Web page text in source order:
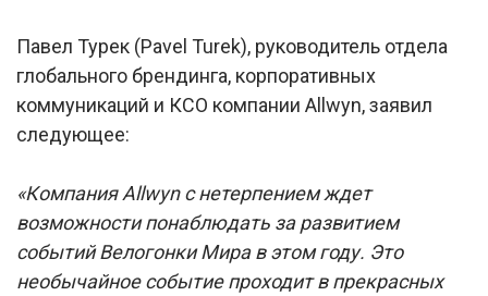
Павел Турек (Pavel Turek), руководитель отдела
глобального брендинга, корпоративных
коммуникаций и КСО компании Allwyn, заявил
следующее:
«Компания Allwyn с нетерпением ждет
возможности понаблюдать за развитием
событий Велогонки Мира в этом году. Это
необычайное событие проходит в прекрасных